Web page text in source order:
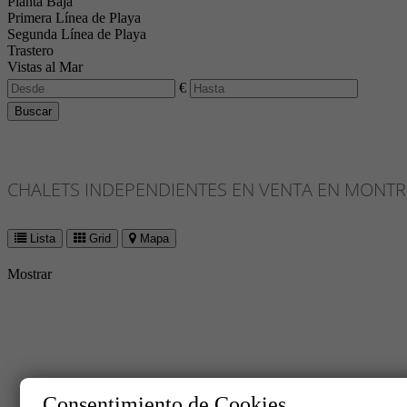
Primera Línea de Playa
Segunda Línea de Playa
Trastero
Vistas al Mar
€
Buscar
CHALETS INDEPENDIENTES EN VENTA EN
Lista Grid Mapa
Mostrar